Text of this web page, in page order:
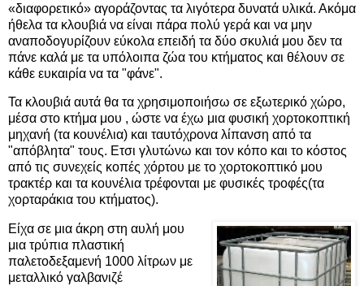
«διαφορετικό» αγοράζοντας τα λιγότερα δυνατά υλικά. Ακόμα
ήθελα τα κλουβιά να είναι πάρα πολύ γερά και να μην
αναποδογυρίζουν εύκολα επειδή τα δύο σκυλιά μου δεν τα
πάνε καλά με τα υπόλοιπα ζώα του κτήματος και θέλουν σε
κάθε ευκαιρία να τα "φάνε".
Τα κλουβιά αυτά θα τα χρησιμοποιήσω σε εξωτερικό χώρο,
μέσα στο κτήμα μου , ώστε να έχω μια φυσική χορτοκοπτική
μηχανή (τα κουνέλια) και ταυτόχρονα λίπανση από τα
"απόβλητα" τους. Ετσι γλυτώνω και τον κόπο και το κόστος
από τις συνεχείς κοπές χόρτου με το χορτοκοπτικό μου
τρακτέρ και τα κουνέλια τρέφονται με φυσικές τροφές(τα
χορταράκια του κτήματος).
Είχα σε μια άκρη στη αυλή μου
μια τρύπια πλαστική
παλετοδεξαμενή 1000 λίτρων με
μεταλλικό γαλβανιζέ